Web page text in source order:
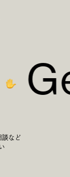
談など